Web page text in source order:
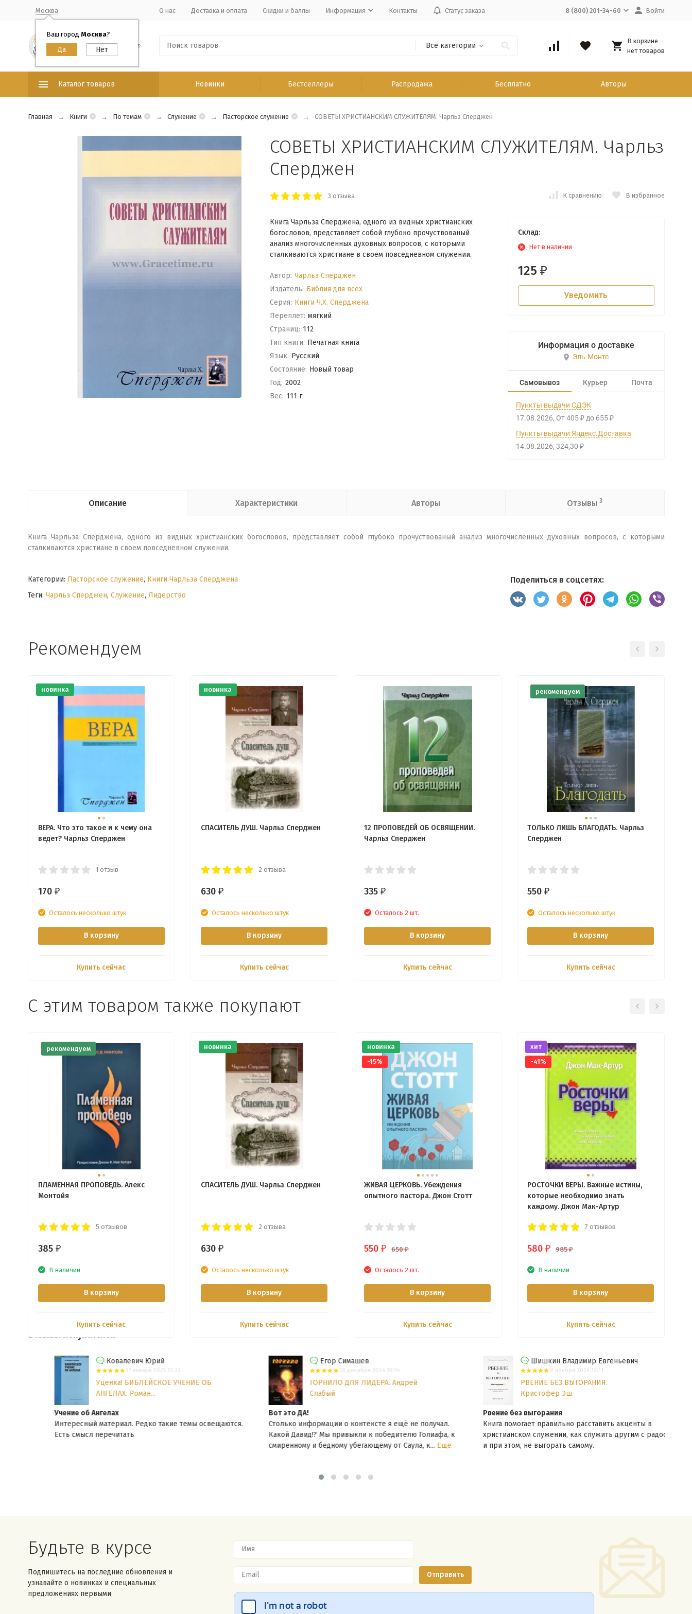
Москва
Ваш город Москва?
О нас Доставка и оплата Скидки и баллы Информация Контакты Статус заказа 8 (800) 201-34-60 Войти
Все категории
В корзине
нет товаров
Каталог товаров Новинки Бестселлеры Распродажа Бесплатно Авторы
Главная Книги По темам Служение Пасторское служение СОВЕТЫ ХРИСТИАНСКИМ СЛУЖИТЕЛЯМ. Чарльз Сперджен
СОВЕТЫ ХРИСТИАНСКИМ СЛУЖИТЕЛЯМ. Чарльз
Сперджен
3 отзыва К сравнению В избранное
Книга Чарльза Сперджена, одного из видных христианских
богословов, представляет собой глубоко прочуствованый
анализ многочисленных духовных вопросов, с которыми
сталкиваются христиане в своем повседневном служении.
Автор: Чарльз Сперджен
Издатель: Библия для всех
Серия: Книги Ч.Х. Сперджена
Переплет: мягкий
Cтраниц: 112
Тип книги: Печатная книга
Язык: Русский
Состояние: Новый товар
Год: 2002
Вес: 111 г
Склад:
Нет в наличии
125 ₽
Уведомить
Информация о доставке
Эль-Монте
Самовывоз Курьер Почта
Пункты выдачи СДЭК
17.08.2026 От 405 ₽ до 655 ₽
Пункты выдачи Яндекс.Доставка
14.08.2026 324,30 ₽
Описание Характеристики Авторы Отзывы 3
Книга Чарльза Сперджена, одного из видных христианских богословов, представляет собой глубоко прочуствованый анализ многочисленных духовных вопросов, с которыми
сталкиваются христиане в своем повседневном служении.
Категории: Пасторское служение, Книги Чарльза Сперджена
Теги: Чарльз Сперджен, Служение, Лидерство
Поделиться в соцсетях:
Рекомендуем
новинка
ВЕРА. Что это такое и к чему она
ведет? Чарльз Сперджен
1 отзыв
170 ₽
Осталось несколько штук
В корзину
Купить сейчас
новинка
СПАСИТЕЛЬ ДУШ. Чарльз Сперджен
2 отзыва
630₽
Осталось несколько штук
В корзину
Купить сейчас
12 ПРОПОВЕДЕЙ ОБ ОСВЯЩЕНИИ.
Чарльз Сперджен
335 ₽
Осталось 2 шт.
В корзину
Купить сейчас
рекомендуем
ТОЛЬКО ЛИШЬ БЛАГОДАТЬ. Чарльз
Сперджен
550 ₽
Осталось несколько штук
В корзину
Купить сейчас
С этим товаром также покупают
рекомендуем
ПЛАМЕННАЯ ПРОПОВЕДЬ. Алекс
Монтойя
5 отзывов
385 ₽
В наличии
В корзину
Купить сейчас
новинка
СПАСИТЕЛЬ ДУШ. Чарльз Сперджен
2 отзыва
630₽
Осталось несколько штук
В корзину
Купить сейчас
новинка
-15%
ЖИВАЯ ЦЕРКОВЬ. Убеждения
опытного пастора. Джон Стотт
550 ₽ 650₽
Осталось 2 шт.
В корзину
Купить сейчас
хит
-41%
РОСТОЧКИ ВЕРЫ. Важные истины,
которые необходимо знать
каждому. Джон Мак-Артур
7 отзывов
580 ₽ 985₽
В наличии
В корзину
Купить сейчас
Отзывы покупателей
Ковалевич Юрий
27 января 2025 13:22
Уценка! БИБЛЕЙСКОЕ УЧЕНИЕ ОБ
АНГЕЛАХ. Роман...
Учение об Ангелах
Интересный материал. Редко такие темы освещаются.
Есть смысл перечитать
Егор Симашев
28 декабря 2024 19:54
ГОРНИЛО ДЛЯ ЛИДЕРА. Андрей
Слабый
Вот это ДА!
Столько информации о контексте я ещё не получал.
Какой Давид!? Мы привыкли к победителю Голиафа, к
смиренному и бедному убегающему от Саула, к...Еще
Шишкин Владимир Евгеньевич
9 ноября 2024 12:11
РВЕНИЕ БЕЗ ВЫГОРАНИЯ.
Кристофер Эш
Рвение без выгорания
Книга помогает правильно расставить акценты в
христианском служении, как служить другим с радостью
и при этом, не выгорать самому.
Будьте в курсе
Подпишитесь на последние обновления и
узнавайте о новинках и специальных
предложениях первыми